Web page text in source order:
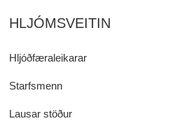
HLJÓMSVEITIN
Hljóðfæraleikarar
Starfsmenn
Lausar stöður